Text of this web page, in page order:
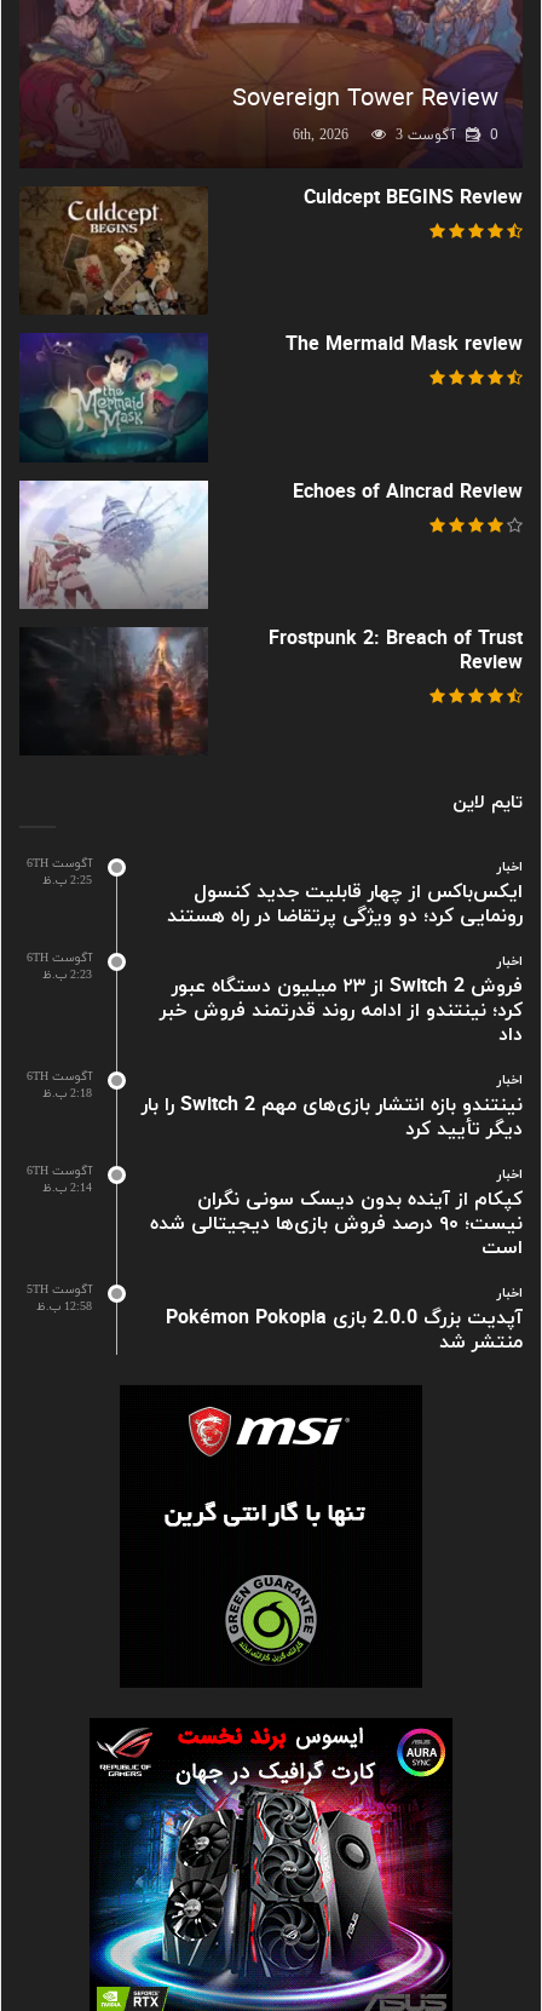
Sovereign Tower Review
آگوست 6th, 2026 3 0
Culdcept BEGINS Review
The Mermaid Mask review
Echoes of Aincrad Review
Frostpunk 2: Breach of Trust
Review
تایم لاین
آگوست 6TH
2:25 ب.ظ
اخبار
ایکس‌باکس از چهار قابلیت جدید کنسول
رونمایی کرد؛ دو ویژگی پرتقاضا در راه هستند
آگوست 6TH
2:23 ب.ظ
اخبار
فروش Switch 2 از ۲۳ میلیون دستگاه عبور
کرد؛ نینتندو از ادامه روند قدرتمند فروش خبر
داد
آگوست 6TH
2:18 ب.ظ
اخبار
نینتندو بازه انتشار بازی‌های مهم Switch 2 را بار
دیگر تأیید کرد
آگوست 6TH
2:14 ب.ظ
اخبار
کپکام از آینده بدون دیسک سونی نگران
نیست؛ ۹۰ درصد فروش بازی‌ها دیجیتالی شده
است
آگوست 5TH
12:58 ب.ظ
اخبار
آپدیت بزرگ 2.0.0 بازی Pokémon Pokopia
منتشر شد